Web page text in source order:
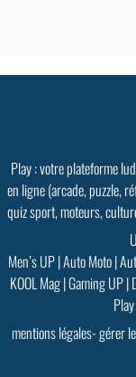
Play : votre plateforme
en ligne (arcade, puzzle,
quiz sport, moteurs,
Men’s UP|Auto Moto|
KOOL Mag|Gaming UP|
mentions légales-gérer